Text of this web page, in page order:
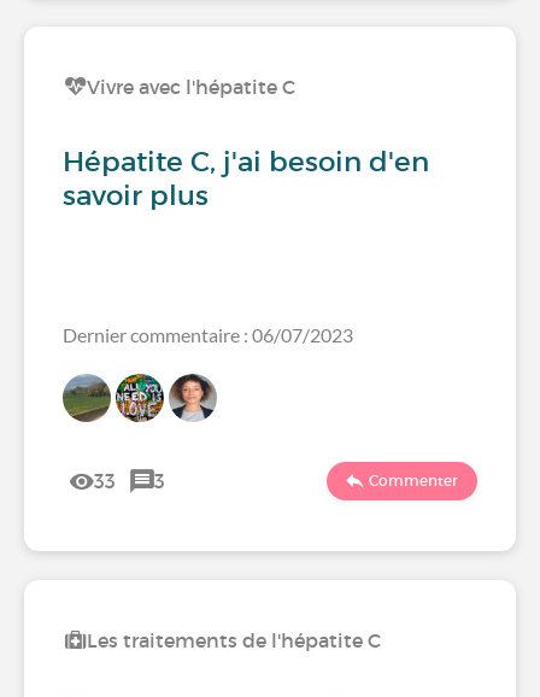
Vivre avec l'hépatite C
Hépatite C, j'ai besoin d'en
savoir plus
Dernier commentaire : 06/07/2023
33 3 Commenter
Les traitements de l'hépatite C